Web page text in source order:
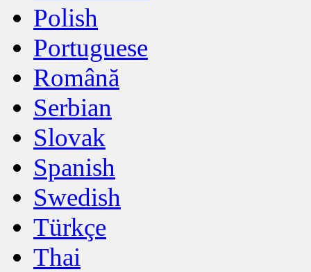
Polish
Portuguese
Română
Serbian
Slovak
Spanish
Swedish
Türkçe
Thai